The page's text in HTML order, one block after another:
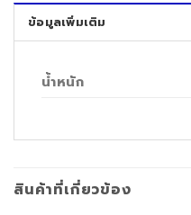
ข้อมูลเพิ่มเติม
น้ำหนัก
สินค้าที่เกี่ยวข้อง